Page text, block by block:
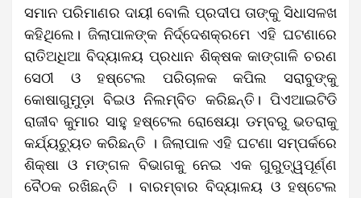
ସମାନ ପରିମାଣର ଦାୟୀ ବୋଲି ପ୍ରଦୀପ ତାଙ୍କୁ ସିଧାସଳଖ
କହିଥିଲେ। ଜିଲାପାଳଙ୍କ ନିର୍ଦ୍ଦେଶକ୍ରମେ ଏହି ଘଟଣାରେ
ରାତିଅଧିଆ ବିଦ୍ୟାଳୟ ପ୍ରଧାନ ଶିକ୍ଷକ କାଙ୍ଗାଳି ଚରଣ
ସେଠୀ ଓ ହଷ୍ଟେଲ ପରିଚାଳକ କପିଲ ସରାବୁଙ୍କୁ
କୋଷାଗୁମୁଡ଼ା ବିଇଓ ନିଲମ୍ବିତ କରିଛନ୍ତି। ପିଏଆଇଟିଡି
ରାଜୀବ କୁମାର ସାହୁ ହଷ୍ଟେଲ ରୋଷେୟା ଡମ୍ବରୁ ଭତରାକୁ
କର୍ଯ୍ୟଚ୍ୟୁତ କରିଛନ୍ତି । ଜିଲାପାଳ ଏହି ଘଟଣା ସମ୍ପର୍କରେ
ଶିକ୍ଷା ଓ ମଙ୍ଗଳ ବିଭାଗକୁ ନେଇ ଏକ ଗୁରୁତ୍ୱପୂର୍ଣ୍ଣ
ବୈଠକ ରଖିଛନ୍ତି । ବାରମ୍ବାର ବିଦ୍ୟାଳୟ ଓ ହଷ୍ଟେଲ